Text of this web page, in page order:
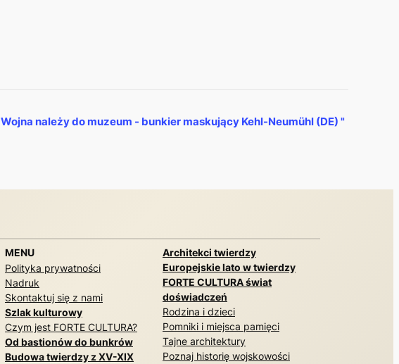
Wojna należy do muzeum - bunkier maskujący Kehl-Neumühl (DE) "
MENU
Polityka prywatności
Nadruk
Skontaktuj się z nami
Szlak kulturowy
Czym jest FORTE CULTURA?
Od bastionów do bunkrów
Budowa twierdzy z XV-XIX
Architekci twierdzy
Europejskie lato w twierdzy
FORTE CULTURA świat
doświadczeń
Rodzina i dzieci
Pomniki i miejsca pamięci
Tajne architektury
Poznaj historię wojskowości